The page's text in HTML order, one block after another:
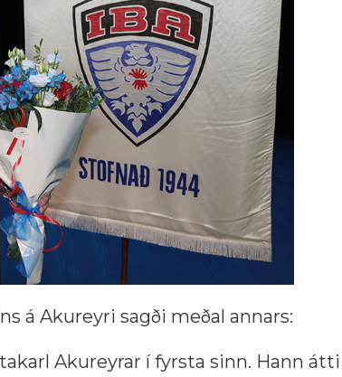
á Akureyri sagði meðal annars:
Akureyrar í fyrsta sinn. Hann